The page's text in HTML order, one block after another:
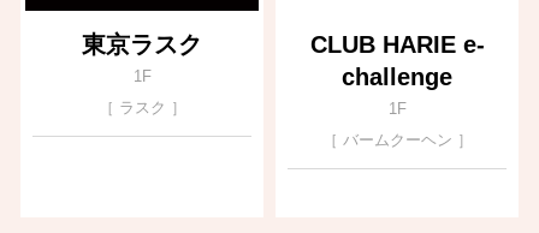
東京ラスク
1F
［ ラスク ］
CLUB HARIE e-
challenge
1F
［ バームクーヘン ］